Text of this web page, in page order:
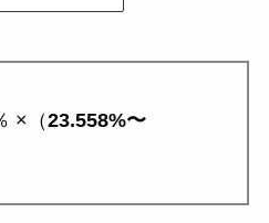
×（23.558%〜